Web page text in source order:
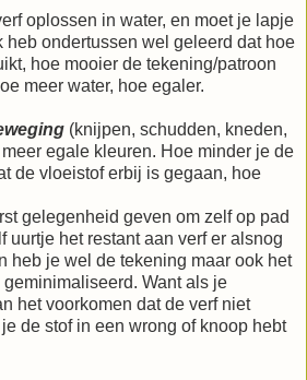
oplossen in water, en moet je lapje
heb ondertussen wel geleerd dat hoe
hoe mooier de tekening/patroon
meer water, hoe egaler.
(knijpen, schudden, kneden,
egale kleuren. Hoe minder je de
de vloeistof erbij is gegaan, hoe
gelegenheid geven om zelf op pad
uurtje het restant aan verf er alsnog
heb je wel de tekening maar ook het
Want als je
het voorkomen dat de verf niet
de stof in een wrong of knoop hebt